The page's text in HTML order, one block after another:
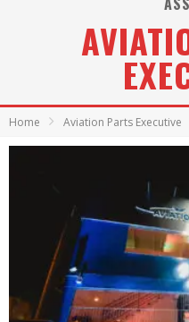
Home Aviation Parts Executive